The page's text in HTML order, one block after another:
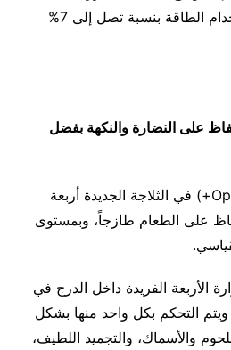
الاصطناعي، ما يقلل استخدام الطاقة بنسبة تصل إلى 7%
على النضارة والنكهة بفضل
توفر حجرة (Optimal Fresh+) في الثلاجة الجديدة أربعة
على الطعام طازجاً، وبمستوى
الأربعة الفريدة داخل الدرج في
ويتم التحكم بكل واحد منها بشكل
والأسماك، والتجميد اللطيف،